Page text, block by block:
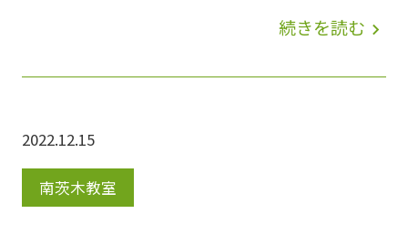
ースを整え、勉強法を改善したい！●新大学入
み中にかなえたいご希望や解消したいお悩みに
ランをご提案いたします。この冬期講習で効率
よく成果につなげていきます(^_-)-☆ ＜冬期講
続きを読む navigate_next
2022.12.15
南茨木教室